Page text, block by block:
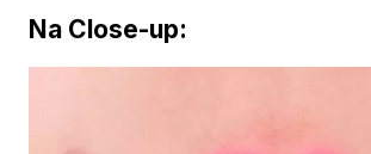
Na Close-up: